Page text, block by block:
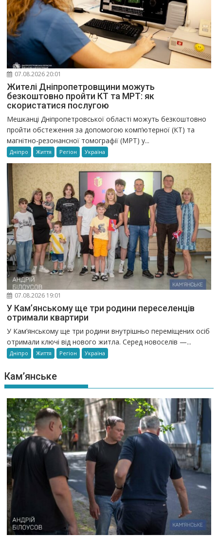
07.08.2026 20:01
Жителі Дніпропетровщини можуть
безкоштовно пройти КТ та МРТ: як
скористатися послугою
Мешканці Дніпропетровської області можуть безкоштовно
пройти обстеження за допомогою комп’ютерної (КТ) та
магнітно-резонансної томографії (МРТ) у...
Дніпро Життя Регіон Україна
07.08.2026 19:01
У Кам’янському ще три родини переселенців
отримали квартири
У Кам’янському ще три родини внутрішньо переміщених осіб
отримали ключі від нового житла. Серед новоселів —...
Дніпро Життя Регіон Україна
Кам’янське